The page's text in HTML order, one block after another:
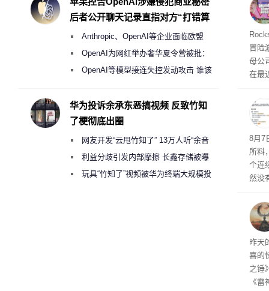
命令
起
防御
气将
发效
期
冒险
母公
在最
ss
悄
8月7
所料
个连
然没
有
着——
线
昨天
喜的
之锤
《
后者公开聊天记录直指对方“打错算
Anthropic、OpenAI等企业面临欧盟
《人工智能法案》全新执法权限审查
OpenAI为网红举办奢华夏令营被批：
2000美元一晚 遭讽“反乌托邦”
OpenAI等模型接连失控发动攻击 谁该
华为投诉余承东恶搞视频 反致竹知
了梗彻底出圈
网友开发“云甩竹知了” 13万人听“余音
绕梁”利益分歧引发内部摩擦 长鑫存储被曝
曾将华为驻场工程师驱逐出研发基地
玩具“竹知了”视频被华为终端大规模投